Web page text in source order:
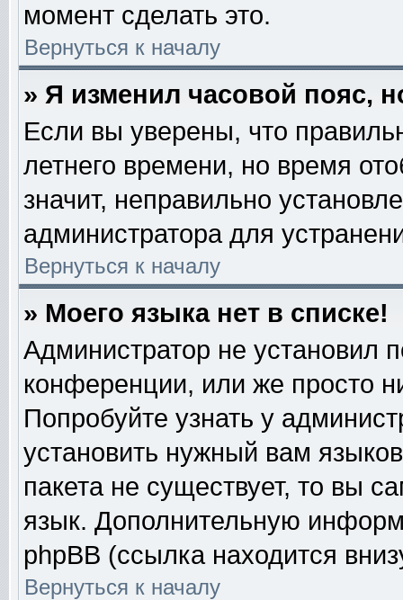
момент сделать это.
Вернуться к началу
» Я изменил часовой пояс,
Если вы уверены, что
летнего времени, но время
значит, неправильно
администратора для
Вернуться к началу
» Моего языка нет в списке!
Администратор не установил
конференции, или же просто
Попробуйте узнать у
установить нужный вам
пакета не существует, то вы
язык. Дополнительную
phpBB (ссылка находится
Вернуться к началу